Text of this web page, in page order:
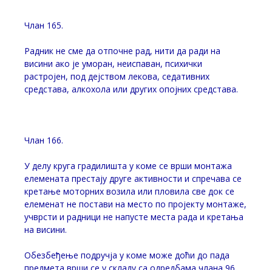
Члан 165.
Радник не сме да отпочне рад, нити да ради на
висини ако је уморан, неиспаван, психички
растројен, под дејством лекова, седативних
средстава, алкохола или других опојних средстава.
Члан 166.
У делу круга градилишта у коме се врши монтажа
елемената престају друге активности и спречава се
кретање моторних возила или пловила све док се
елеменат не постави на место по пројекту монтаже,
учврсти и радници не напусте места рада и кретања
на висини.
Обезбеђење подручја у коме може доћи до пада